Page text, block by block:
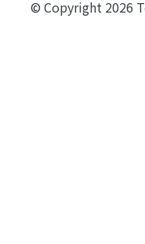
© Copyright 2026